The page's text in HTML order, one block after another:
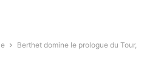
Berthet domine le prologue du Tour,